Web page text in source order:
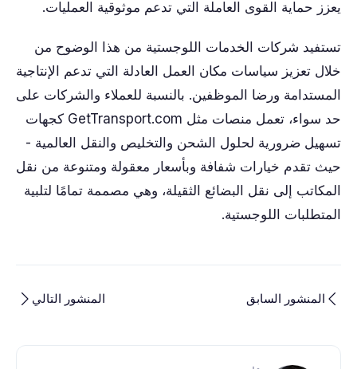
يعزز حماية القوى العاملة التي تدعم موثوقية العمليات.
تستفيد شركات الخدمات اللوجستية من هذا الوضوح من
خلال تعزيز سياسات مكان العمل العادلة التي تدعم الإنتاجية
المستدامة ورضا الموظفين. بالنسبة للعملاء والشركات على
حد سواء، تعمل منصات مثل GetTransport.com كجهات
تسهيل ضرورية لحلول الشحن والتخليص والنقل العالمية -
حيث تقدم خيارات شفافة وبأسعار معقولة ومتنوعة من نقل
المكاتب إلى نقل البضائع الثقيلة، وهي مصممة تمامًا لتلبية
المتطلبات اللوجستية.
المنشور السابق المنشور التالي